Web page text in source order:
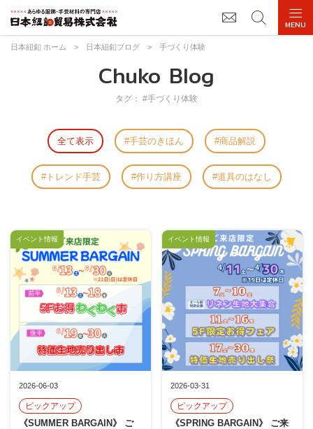
日本紐釦 ホーム > 日本紐釦ブログ > 手づくり体験
Chuko Blog
タグ： #手づくり体験
全て表示 手芸のきほん 商品解説
トレンド手芸 作り方講座 道具のはなし
2026-06-03
ピックアップ
《SUMMER BARGAIN》 ご
イベント情報
2026-03-31
ピックアップ
《SPRING BARGAIN》 ご来
イベント情報